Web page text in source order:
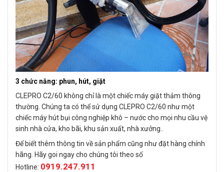
3 chức năng: phun, hút, giặt
CLEPRO C2/60 không chỉ là một chiếc máy giặt thảm thông
thường. Chúng ta có thể sử dụng CLEPRO C2/60 như một
chiếc máy hút bụi công nghiệp khô – nước cho mọi nhu cầu vệ
sinh nhà cửa, kho bãi, khu sản xuất, nhà xưởng..
Để biết thêm thông tin về sản phẩm cũng như đặt hàng chính
hãng. Hãy goi ngay cho chúng tôi theo số
Hotline: 0919.247.911